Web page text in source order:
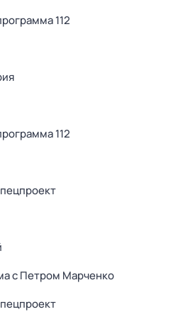
112
112
с Петром Марченко